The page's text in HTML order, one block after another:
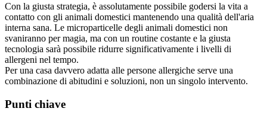
Con la giusta strategia, è assolutamente possibile godersi la vita a
contatto con gli animali domestici mantenendo una qualità dell'aria
interna sana. Le microparticelle degli animali domestici non
svaniranno per magia, ma con un routine costante e la giusta
tecnologia sarà possibile ridurre significativamente i livelli di
allergeni nel tempo.
Per una casa davvero adatta alle persone allergiche serve una
combinazione di abitudini e soluzioni, non un singolo intervento.
Punti chiave